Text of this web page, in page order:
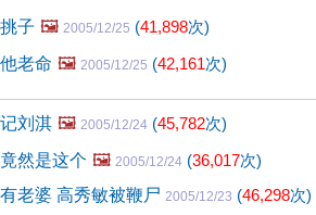
子 🖼️ 2005/12/25 (41,898次)
老命 🖼️ 2005/12/25 (42,161次)
刘淇 🖼️ 2005/12/24 (45,782次)
然是这个 🖼️ 2005/12/24 (36,017次)
老婆 高秀敏被鞭尸 2005/12/23 (46,298次)